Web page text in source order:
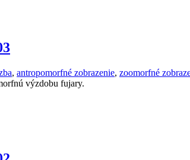
, antropomorfné zobrazenie, zoomorfné
výzdobu fujary.